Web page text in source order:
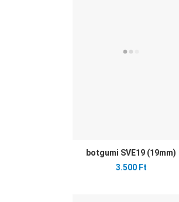
botgumi SVE19 (19mm)
3.500 Ft